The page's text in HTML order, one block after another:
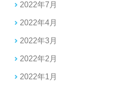
2022年7月
2022年4月
2022年3月
2022年2月
2022年1月